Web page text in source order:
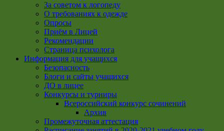
За советом к логопеду
О требованиях к одежде
Опросы
Приём в Лицей
Рекомендации
Страница психолога
Информация для учащихся
Безопасность
Блоги и сайты учащихся
ДО в лицее
Конкурсы и турниры
Всероссийский конкурс сочинений
Архив
Промежуточная аттестация